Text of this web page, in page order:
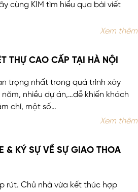
cùng KIM tìm hiểu qua bài viết
Xem thêm
THỰ CAO CẤP TẠI HÀ NỘI
trọng nhất trong quá trình xây
nhiều dự án,…dễ khiến khách
chí, một số…
Xem thêm
& KÝ SỰ VỀ SỰ GIAO THOA
rút. Chủ nhà vừa kết thúc hợp